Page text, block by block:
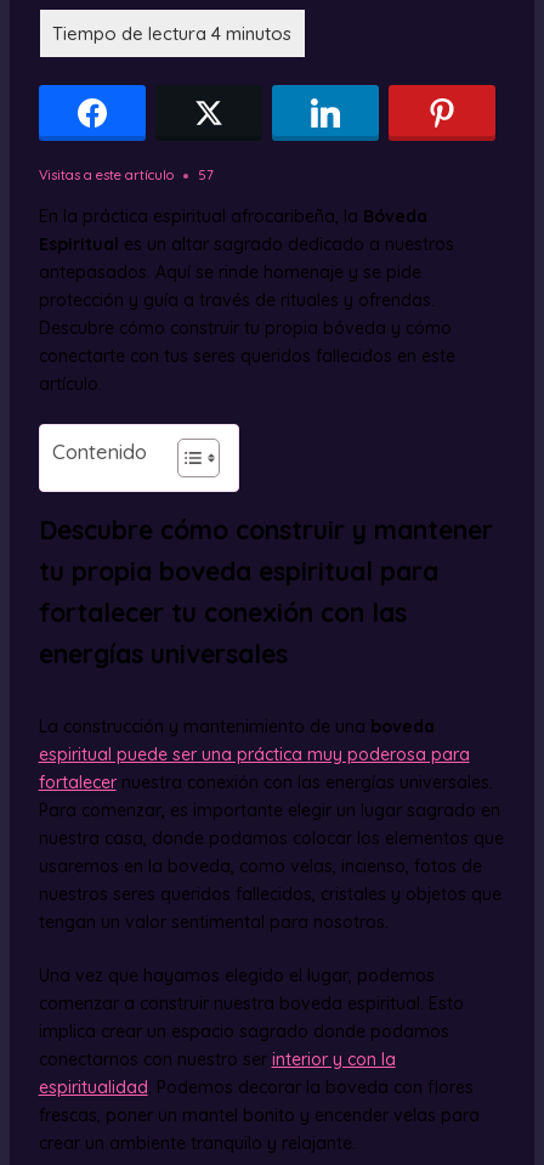
Visitas a este artículo 57
En la práctica espiritual afrocaribeña, la Bóveda
Espiritual es un altar sagrado dedicado a nuestros
antepasados. Aquí se rinde homenaje y se pide
protección y guía a través de rituales y ofrendas.
Descubre cómo construir tu propia bóveda y cómo
conectarte con tus seres queridos fallecidos en este
artículo.
Contenido
Descubre cómo construir y mantener
tu propia boveda espiritual para
fortalecer tu conexión con las
energías universales
La construcción y mantenimiento de una boveda
espiritual puede ser una práctica muy poderosa para
fortalecernuestra conexión con las energías universales.
Para comenzar, es importante elegir un lugar sagrado en
nuestra casa, donde podamos colocar los elementos que
usaremos en la boveda, como velas, incienso, fotos de
nuestros seres queridos fallecidos, cristales y objetos que
tengan un valor sentimental para nosotros.
Una vez que hayamos elegido el lugar, podemos
comenzar a construir nuestra boveda espiritual. Esto
implica crear un espacio sagrado donde podamos
conectarnos con nuestro ser interior y con la
espiritualidad . Podemos decorar la boveda con flores
frescas, poner un mantel bonito y encender velas para
crear un ambiente tranquilo y relajante.